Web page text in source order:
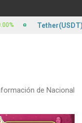
de Nacional
Tether(USDT)